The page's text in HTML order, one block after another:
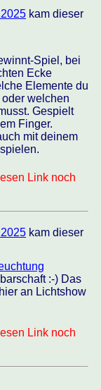
kam dieser
Spiel, bei
Ecke
Elemente du
welchen
Gespielt
Finger.
mit deinem
Link noch
kam dieser
:-) Das
an Lichtshow
Link noch